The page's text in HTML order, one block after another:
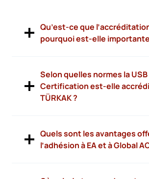
Qu’est-ce que
pourquoi est-elle
Selon quelles normes la USB
Certification est-elle
TÜRKAK ?
Quels sont les avantages
l’adhésion à EA et à Global